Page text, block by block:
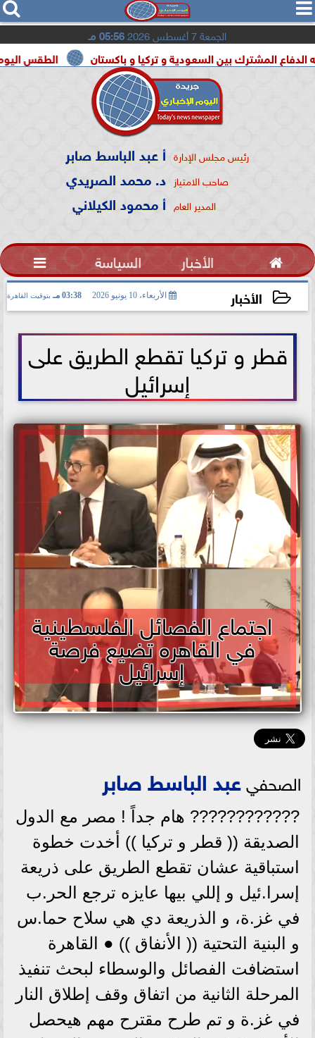
  
الجمعة 7 أغسطس 2026 05:56 مـ
الطقس اليوم شديد بين السعودية و تركيا و باكستان
رئيس مجلس الإدارة أ عبد الباسط صابر
صاحب الامتياز د. محمد الصريدي
المدير العام أ محمود الكيلاني
 الأخبار السياسة 
الأخبار الأربعاء، 10 يونيو 2026 03:38 مـ بتوقيت القاهرة
قطر و تركيا تقطع الطريق على
إسرائيل
اجتماع الفصائل الفلسطينية
في القاهره تضيع فرصة
إسرائيل
الصحفيعبد الباسط صابر
???????????? هام جداً ! مصر مع الدول
الصديقة (( قطر و تركيا )) أخدت خطوة
استباقية عشان تقطع الطريق على ذريعة
إسرا.ئيل و إللي بيها عايزه ترجع الحر.ب
في غز.ة، و الذريعة دي هي سلاح حما.س
و البنية التحتية (( الأنفاق )) ● القاهرة
استضافت الفصائل والوسطاء لبحث تنفيذ
المرحلة الثانية من اتفاق وقف إطلاق النار
في غز.ة و تم طرح مقترح مهم هيحصل